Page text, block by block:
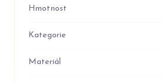
Hmotnost
Kategorie
Materiál